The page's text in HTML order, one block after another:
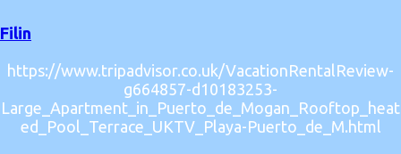
Filin
https://www.tripadvisor.co.uk/VacationRentalReview-
g664857-d10183253-
Large_Apartment_in_Puerto_de_Mogan_Rooftop_heat
ed_Pool_Terrace_UKTV_Playa-Puerto_de_M.html